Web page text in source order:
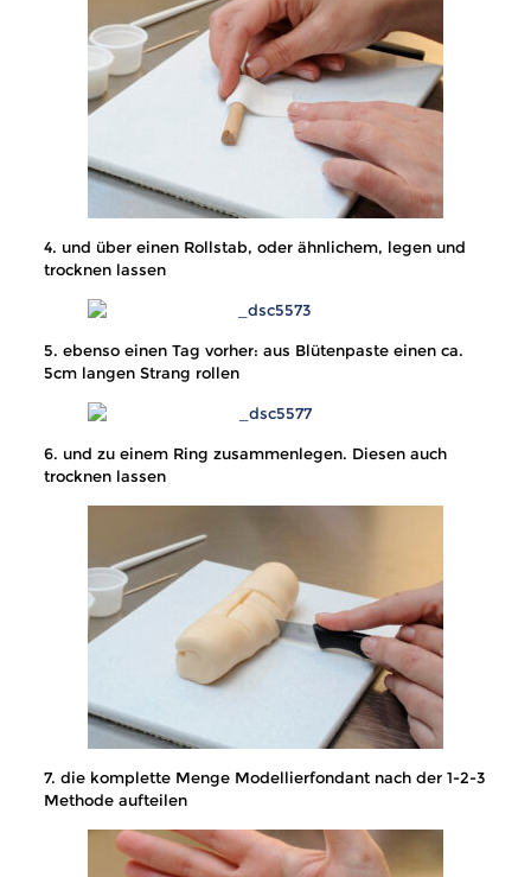
4. und über einen Rollstab, oder ähnlichem, legen und
trocknen lassen
5. ebenso einen Tag vorher: aus Blütenpaste einen ca.
5cm langen Strang rollen
6. und zu einem Ring zusammenlegen. Diesen auch
trocknen lassen
7. die komplette Menge Modellierfondant nach der 1-2-3
Methode aufteilen